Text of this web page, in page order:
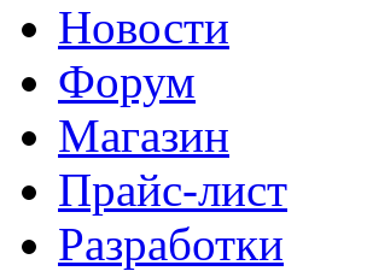
Новости
Форум
Магазин
Прайс-лист
Разработки